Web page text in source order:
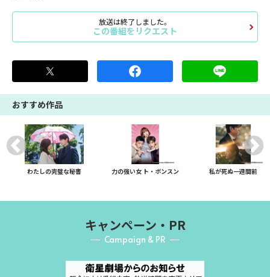
放送は終了しました。
この番組をリクエスト
おすすめ作品
わたしの完璧な秘書 力の強い女 ト・ボンスン 私が死ぬ一週間前
キャンペーン・PR
Campaign & PR